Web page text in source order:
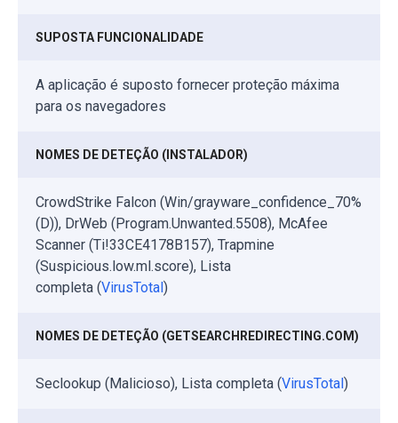
SUPOSTA FUNCIONALIDADE
A aplicação é suposto fornecer proteção máxima
para os navegadores
NOMES DE DETEÇÃO (INSTALADOR)
CrowdStrike Falcon (Win/grayware_confidence_70%
(D)), DrWeb (Program.Unwanted.5508), McAfee
Scanner (Ti!33CE4178B157), Trapmine
(Suspicious.low.ml.score), Lista
completa (VirusTotal )
NOMES DE DETEÇÃO (GETSEARCHREDIRECTING.COM)
Seclookup (Malicioso), Lista completa (VirusTotal )